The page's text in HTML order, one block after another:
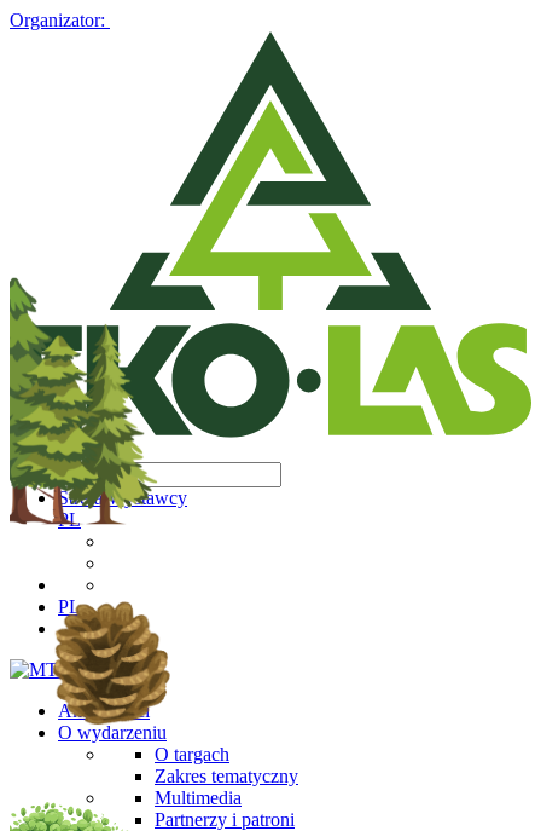
Organizator:
Strefa Wystawcy
PL
PL
Aktualności
O wydarzeniu
O targach
Zakres tematyczny
Multimedia
Partnerzy i patroni